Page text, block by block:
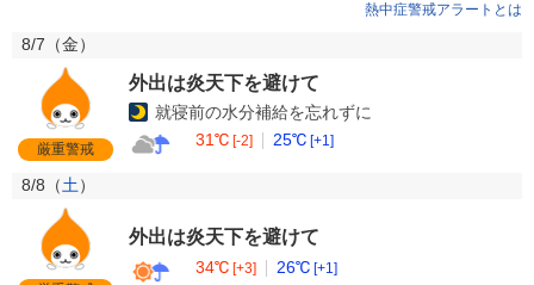
熱中症警戒アラートとは
8/7（金）
厳重警戒
外出は炎天下を避けて
就寝前の水分補給を忘れずに
31℃ [-2] 25℃ [+1]
8/8（土）
外出は炎天下を避けて
34℃ [+3] 26℃ [+1]